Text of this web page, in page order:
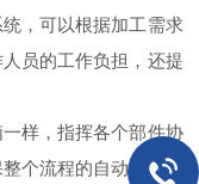
，可以根据加工需求
员的工作负担，还提
样，指挥各个部件协
个流程的自动化和智